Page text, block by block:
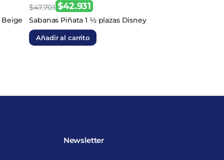
Beige
$47.701
El
precio
original
$42.931
El
precio
actual
Sabanas Piñata 1 ½ plazas Disney
Añadir al carrito
Newsletter